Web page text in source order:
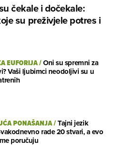
čekale i dočekale:
su preživjele potres i
EUFORIJA/Oni su spremni za
Vaši ljubimci neodoljivi su u
PONAŠANJA/Tajni jezik
rade 20 stvari, a evo
poručuju